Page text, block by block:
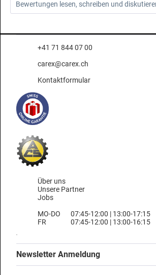
Bewertungen lesen, schreiben und
+41 71 844 07 00
carex@carex.ch
Kontaktformular
Über uns
Unsere Partner
Jobs
MO-DO
FR
07:45-12:00 | 13:00-17:15
07:45-12:00 | 13:00-16:15
Newsletter Anmeldung